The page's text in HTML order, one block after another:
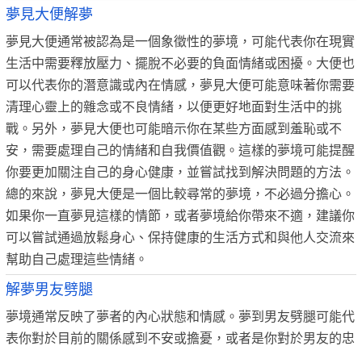
夢見大便解夢
夢見大便通常被認為是一個象徵性的夢境，可能代表你在現實
生活中需要釋放壓力、擺脫不必要的負面情緒或困擾。大便也
可以代表你的潛意識或內在情感，夢見大便可能意味著你需要
清理心靈上的雜念或不良情緒，以便更好地面對生活中的挑
戰。另外，夢見大便也可能暗示你在某些方面感到羞恥或不
安，需要處理自己的情緒和自我價值觀。這樣的夢境可能提醒
你要更加關注自己的身心健康，並嘗試找到解決問題的方法。
總的來說，夢見大便是一個比較尋常的夢境，不必過分擔心。
如果你一直夢見這樣的情節，或者夢境給你帶來不適，建議你
可以嘗試通過放鬆身心、保持健康的生活方式和與他人交流來
幫助自己處理這些情緒。
解夢男友劈腿
夢境通常反映了夢者的內心狀態和情感。夢到男友劈腿可能代
表你對於目前的關係感到不安或擔憂，或者是你對於男友的忠